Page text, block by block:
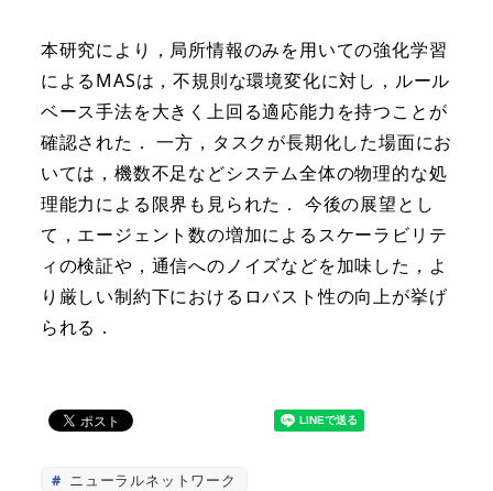
本研究により，局所情報のみを用いての強化学習
によるMASは，不規則な環境変化に対し，ルール
ベース手法を大きく上回る適応能力を持つことが
確認された． 一方，タスクが長期化した場面にお
いては，機数不足などシステム全体の物理的な処
理能力による限界も見られた． 今後の展望とし
て，エージェント数の増加によるスケーラビリテ
ィの検証や，通信へのノイズなどを加味した，よ
り厳しい制約下におけるロバスト性の向上が挙げ
られる．
ニューラルネットワーク